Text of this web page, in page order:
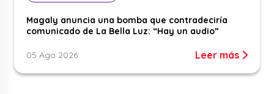
Magaly anuncia una bomba que contradeciría
comunicado de La Bella Luz: “Hay un audio”
05 Ago 2026 Leer más